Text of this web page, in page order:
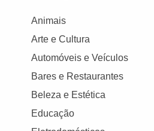
Animais
Arte e Cultura
Automóveis e Veículos
Bares e Restaurantes
Beleza e Estética
Educação